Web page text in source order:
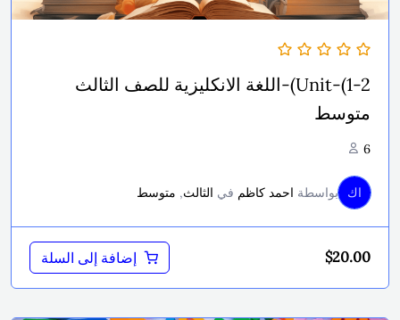
Unit-(1-2)-اللغة الانكليزية للصف الثالث
متوسط
6
اك بواسطة احمد كاظم في الثالث, متوسط
$20.00 إضافة إلى السلة